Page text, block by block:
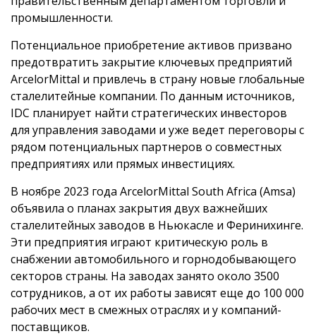
промышленности.
Потенциальное приобретение активов призвано
предотвратить закрытие ключевых предприятий
ArcelorMittal и привлечь в страну новые глобальные
сталелитейные компании. По данным источников,
IDC планирует найти стратегических инвесторов
для управления заводами и уже ведет переговоры с
рядом потенциальных партнеров о совместных
предприятиях или прямых инвестициях.
В ноябре 2023 года ArcelorMittal South Africa (Amsa)
объявила о планах закрытия двух важнейших
сталелитейных заводов в Ньюкасле и Феринихинге.
Эти предприятия играют критическую роль в
снабжении автомобильного и горнодобывающего
секторов страны. На заводах занято около 3500
сотрудников, а от их работы зависят еще до 100 000
рабочих мест в смежных отраслях и у компаний-
поставщиков.